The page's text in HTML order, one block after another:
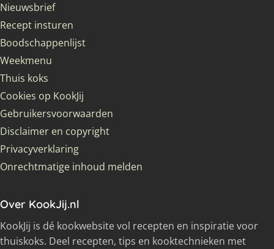
Nieuwsbrief
Recept insturen
Boodschappenlijst
Weekmenu
Thuis koks
Cookies op KookJij
Gebruikersvoorwaarden
Disclaimer en copyright
Privacyverklaring
Onrechtmatige inhoud melden
Over KookJij.nl
KookJij is dé kookwebsite vol recepten en inspiratie voor
thuiskoks. Deel recepten, tips en kooktechnieken met